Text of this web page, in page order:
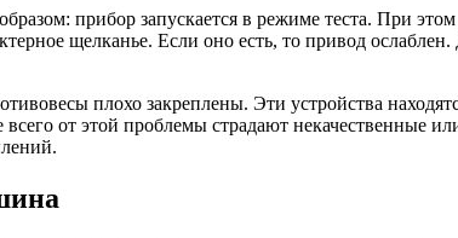
прибор запускается в режиме теста. При
щелканье. Если оно есть, то привод
плохо закреплены. Эти устройства
от этой проблемы страдают некачественные